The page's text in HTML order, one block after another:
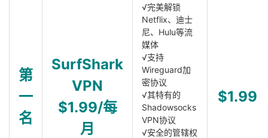
第
一
名
SurfShark
VPN
$1.99/每
月
√完美解锁
Netflix、迪士
尼、Hulu等流
媒体
√支持
Wireguard加
密协议
√其特有的
Shadowsocks
VPN协议
√安全的管辖权
$1.99